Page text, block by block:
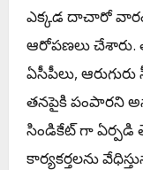
ఎక్క‌డ దాచారో
ఆరోప‌ణ‌లు చేశారు.
ఏసీపీలు, ఆరుగురు
త‌న‌పైకి పంపార‌ని
సిండికేట్ గా ఏర్ప‌డి
కార్య‌క‌ర్త‌లను